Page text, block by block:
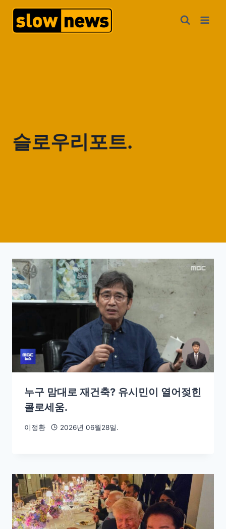
슬로우리포트.
누구 맘대로 재건축? 유시민이 열어젖힌
콜로세움.
이정환 2026년 06월28일.